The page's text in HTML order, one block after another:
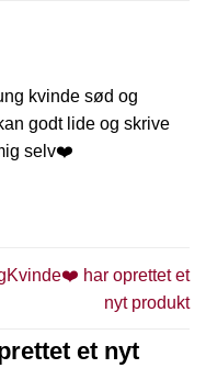
kvinde sød og
godt lide og skrive
selv❤️
har oprettet et
nyt produkt
et nyt